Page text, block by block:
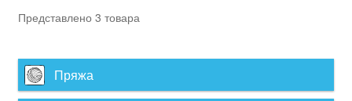
Представлено 3 товара
Пряжа